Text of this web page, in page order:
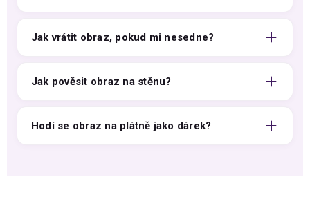
Jak vrátit obraz, pokud mi nesedne?
Jak pověsit obraz na stěnu?
Hodí se obraz na plátně jako dárek?